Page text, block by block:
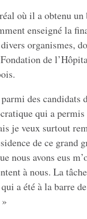
où il a obtenu un
enseigné la
organismes,
de
des
qui a
je veux surtout
de ce grand
nous avons eus
à nous. La
a été à la barre